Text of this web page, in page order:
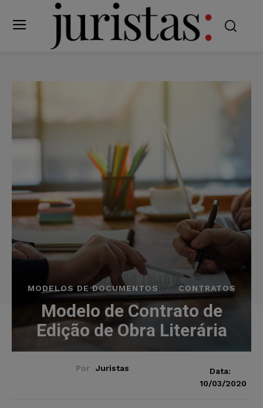
MODELOS DE DOCUMENTOS CONTRATOS
Modelo de Contrato de
Edição de Obra Literária
Por Juristas
Data:
10/03/2020